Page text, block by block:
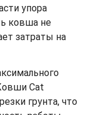
упора
ковша не
затраты на
Cat
грунта, что